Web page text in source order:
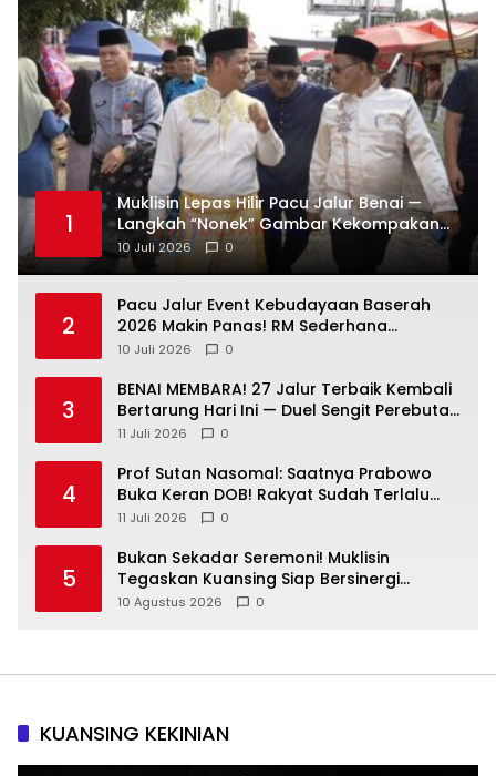
1
Muklisin Lepas Hilir Pacu Jalur Benai —
Langkah “Nonek” Gambar Kekompakan
Pemimpin Kuansing Jadi Simbol Kuat
Lestarikan Budaya
10 Juli 2026 0
2
Pacu Jalur Event Kebudayaan Baserah
2026 Makin Panas! RM Sederhana
Hadiahkan Kerbau untuk Sang Jawara
10 Juli 2026 0
3
BENAI MEMBARA! 27 Jalur Terbaik Kembali
Bertarung Hari Ini — Duel Sengit Perebutan
Tiket Putaran Berikutnya Resmi Dimulai
11 Juli 2026 0
4
Prof Sutan Nasomal: Saatnya Prabowo
Buka Keran DOB! Rakyat Sudah Terlalu
Lama Menunggu Pemekaran Daerah
11 Juli 2026 0
5
Bukan Sekadar Seremoni! Muklisin
Tegaskan Kuansing Siap Bersinergi
Bangun Riau
10 Agustus 2026 0
KUANSING KEKINIAN